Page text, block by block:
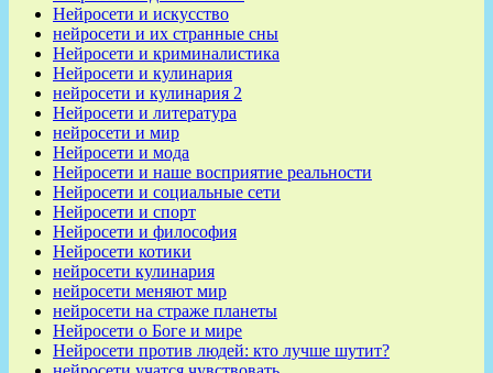
Нейросети и искусство
нейросети и их странные сны
Нейросети и криминалистика
Нейросети и кулинария
нейросети и кулинария 2
Нейросети и литература
нейросети и мир
Нейросети и мода
Нейросети и наше восприятие реальности
Нейросети и социальные сети
Нейросети и спорт
Нейросети и философия
Нейросети котики
нейросети кулинария
нейросети меняют мир
нейросети на страже планеты
Нейросети о Боге и мире
Нейросети против людей: кто лучше шутит?